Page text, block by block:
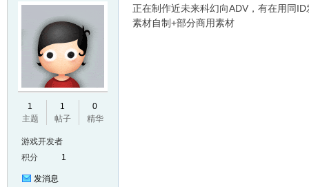
1
主题
1
帖子
0
精华
游戏开发者
积分
1
发消息
正在制作近未来科幻向ADV，有在用同ID
素材自制+部分商用素材